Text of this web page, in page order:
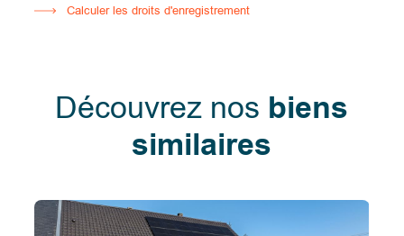
Calculer les droits d'enregistrement
Découvrez nos biens
similaires